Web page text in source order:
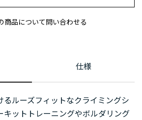
商品について問い合わせる
仕様
るルーズフィットなクライミングシ
キットトレーニングやボルダリング